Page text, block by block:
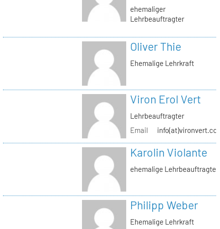
ehemaliger
Lehrbeauftragter
Oliver Thie
Ehemalige Lehrkraft
Viron Erol Vert
Lehrbeauftragter
Email
Karolin Violante
ehemalige Lehrbeauftragte
Philipp Weber
Ehemalige Lehrkraft